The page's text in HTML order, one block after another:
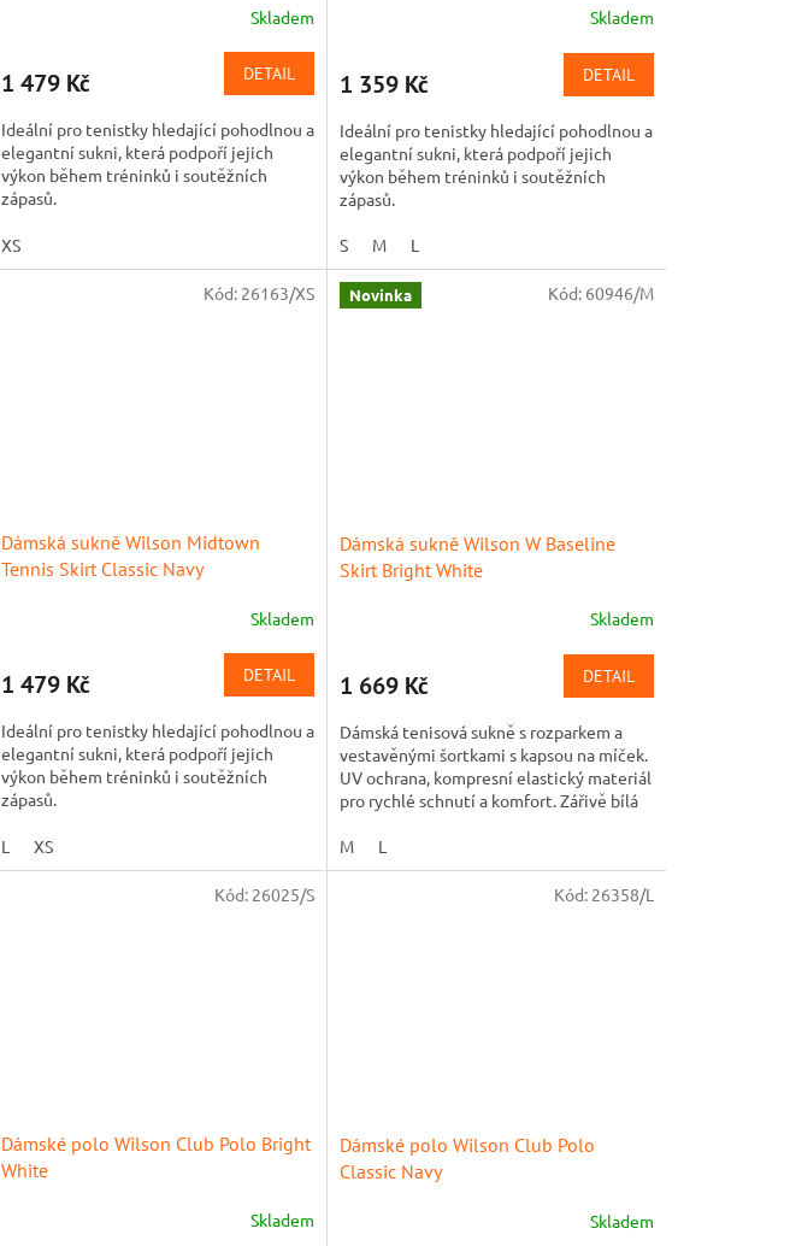
Skladem
1 479 Kč DETAIL
Ideální pro tenistky hledající pohodlnou a
elegantní sukni, která podpoří jejich
výkon během tréninků i soutěžních
zápasů.
XS
Skladem
1 359 Kč DETAIL
Ideální pro tenistky hledající pohodlnou a
elegantní sukni, která podpoří jejich
výkon během tréninků i soutěžních
zápasů.
S M L
Dámská sukně Wilson Midtown
Tennis Skirt Classic Navy
Skladem
1 479 Kč DETAIL
Ideální pro tenistky hledající pohodlnou a
elegantní sukni, která podpoří jejich
výkon během tréninků i soutěžních
zápasů.
L XS
Kód: 26163/XS Novinka
Dámská sukně Wilson W Baseline
Skirt Bright White
Skladem
1 669 Kč DETAIL
Dámská tenisová sukně s rozparkem a
vestavěnými šortkami s kapsou na míček.
UV ochrana, kompresní elastický materiál
pro rychlé schnutí a komfort. Zářivě bílá
M
L
Kód: 60946/M
Dámské polo Wilson Club Polo Bright
White
Skladem
Kód: 26025/S
Dámské polo Wilson Club Polo
Classic Navy
Skladem
Kód: 26358/L